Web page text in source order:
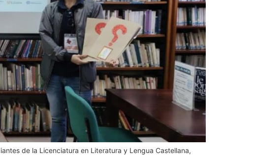
de la Licenciatura en Literatura y Lengua Castellana,